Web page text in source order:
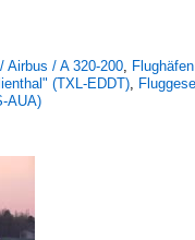
Airbus / A 320-200,
(TXL-EDDT),
AUA)